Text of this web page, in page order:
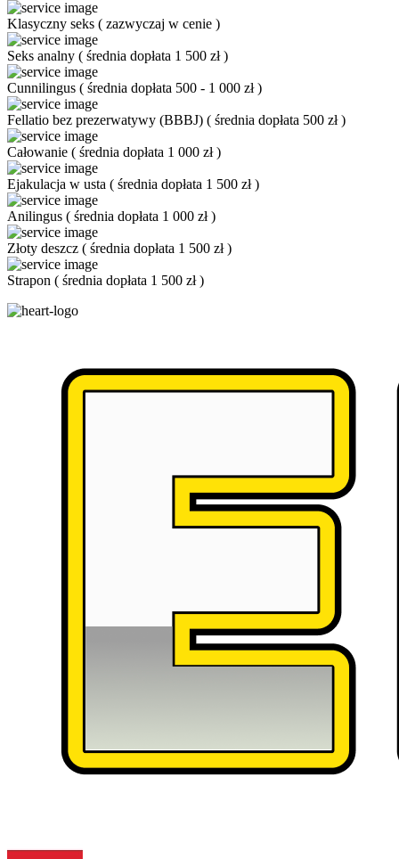
Klasyczny seks ( zazwyczaj w cenie )
Seks analny ( średnia dopłata 1 500 zł)
Cunnilingus ( średnia dopłata 500 - 1 000 zł)
Fellatio bez prezerwatywy (BBBJ) ( średnia dopłata 500 zł)
Całowanie ( średnia dopłata 1 000 zł)
Ejakulacja w usta ( średnia dopłata 1 500 zł)
Anilingus ( średnia dopłata 1 000 zł)
Złoty deszcz ( średnia dopłata 1 500 zł)
Strapon ( średnia dopłata 1 500 zł)